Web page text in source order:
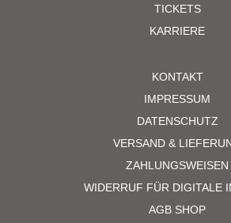
TICKETS
KARRIERE
KONTAKT
IMPRESSUM
DATENSCHUTZ
VERSAND &
ZAHLUNGSWEISEN
WIDERRUF FÜR DIGITALE
AGB SHOP